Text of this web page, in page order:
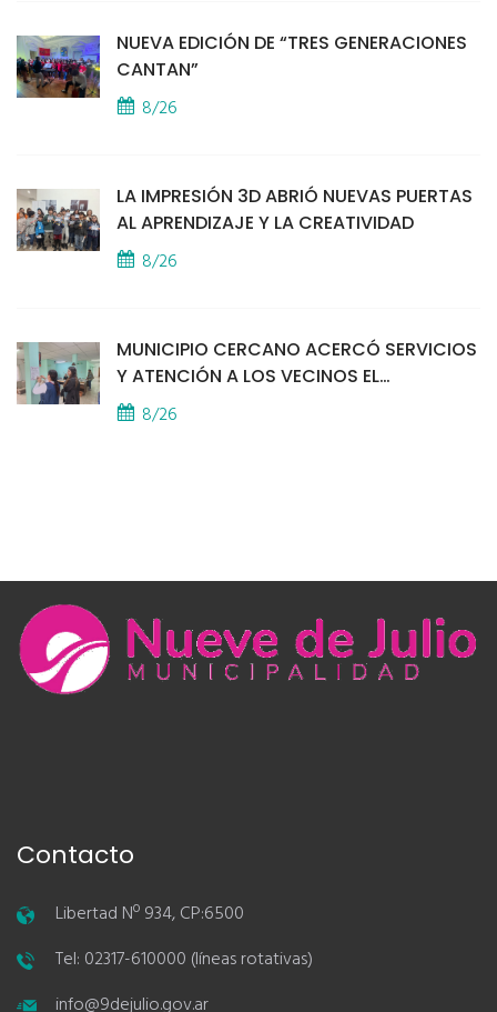
NUEVA EDICIÓN DE “TRES GENERACIONES
CANTAN”
8/26
LA IMPRESIÓN 3D ABRIÓ NUEVAS PUERTAS
AL APRENDIZAJE Y LA CREATIVIDAD
8/26
MUNICIPIO CERCANO ACERCÓ SERVICIOS
Y ATENCIÓN A LOS VECINOS EL
PROVINCIAL
8/26
Contacto
Libertad Nº 934, CP:6500
Tel: 02317-610000 (líneas rotativas)
info@9dejulio.gov.ar